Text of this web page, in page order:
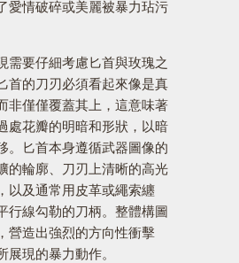
愛情破碎或美麗被暴力玷污
需要仔細考慮匕首與玫瑰之
首的刀刃必須看起來像是真
非僅僅覆蓋其上，這意味著
處花瓣的明暗和形狀，以暗
。匕首本身遵循武器圖像的
輪廓、刀刃上清晰的高光
以及通常用皮革或繩索纏
行線勾勒的刀柄。整體構圖
營造出強烈的方向性衝擊
現的暴力動作。